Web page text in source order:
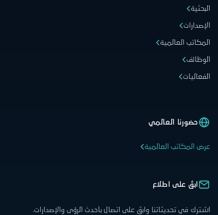
البحثية
الإصدارات
المكاتب العالمية
الوظائف
الفعاليات
حضورنا العالمي
عرض المكاتب العالمية
ابقَ على اطلاع
اشترك في تحديثاتنا وابقَ على اتصال بأحدث الرؤى والإصدارات.